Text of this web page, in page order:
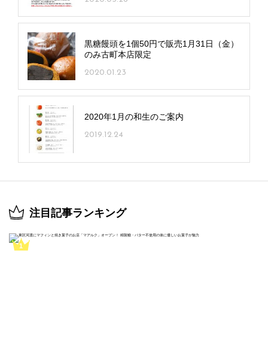
黒糖饅頭を1個50円で販売1月31日（金）
のみ古町本店限定
2020.01.23
2020年1月の和生のご案内
2019.12.24
注目記事ランキング